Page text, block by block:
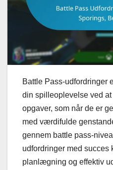
Battle Pass-udfordringer
din spilleoplevelse ved
opgaver, som når de er
med værdifulde
gennem battle pass-
udfordringer med
planlægning og effektiv